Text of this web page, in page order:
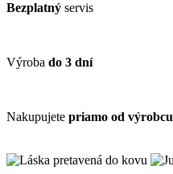
Bezplatný servis
Výroba do 3 dní
Nakupujete priamo od výrobcu